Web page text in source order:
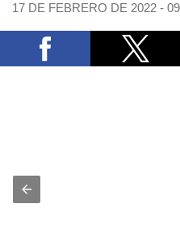
17 DE FEBRERO DE 2022 -